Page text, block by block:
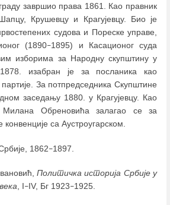
завршио права 1861. Као правник
Крушевцу и Крагујевцу. Био је
судова и Пореске управе,
(1890–1895) и Касационог суда
изборима за Народну скупштину у
1878. изабран је за посланика као
За потпредседника Скупштине
заседању 1880. у Крагујевцу. Као
Обреновића залагао се за
са Аустроугарском.
1862–1897.
Политичка историја Србије у
, I–IV, Бг 1923–1925.